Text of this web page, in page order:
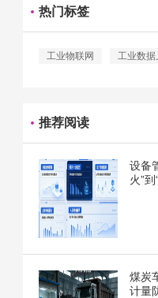
热门标签
工业物联网 工业数据
推荐阅读
设备
火”
煤炭
计量